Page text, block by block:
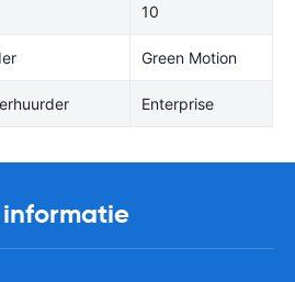
10
Green Motion
Enterprise